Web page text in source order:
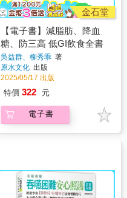
金石堂
【電子書】減脂肪、降血
糖、防三高 低GI飲食全書
吳益群、柳秀乖 著
原水文化 出版
2025/05/17 出版
特價 322 元
電子書